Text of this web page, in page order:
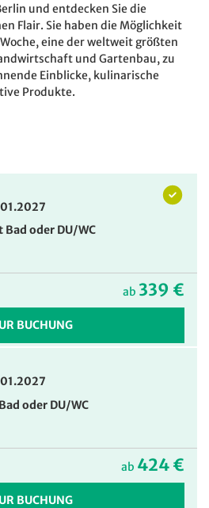
und entdecken Sie die
Flair. Sie haben die Möglichkeit
eine der weltweit größten
und Gartenbau, zu
Einblicke, kulinarische
Produkte.
oder DU/WC
ab 339 €
BUCHUNG
oder DU/WC
ab 424 €
BUCHUNG